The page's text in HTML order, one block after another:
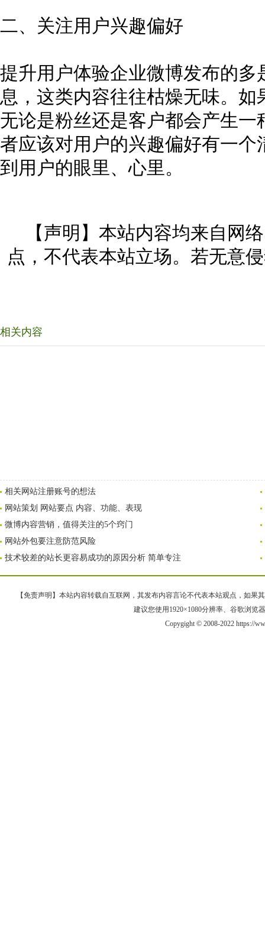
二、关注用户兴趣偏好
提升用户体验企业微博发布的
息，这类内容往往枯燥无味。
无论是粉丝还是客户都会产生
者应该对用户的兴趣偏好有一
到用户的眼里、心里。
【声明】本站内容均来自网
点，不代表本站立场。若无意
相关内容
相关网站注册账号的想法
网站策划 网站要点 内容、功能、表现
微博内容营销，值得关注的5个窍门
网站外包要注意防范风险
技术较差的站长更容易成功的原因分析 简单专注
【免责声明】本站内容转载自互联网，其发布内容言论不代表本站观点，如果
建议您使用1920×1080分辨率、谷歌浏览
Copygight © 2008-2022 https://